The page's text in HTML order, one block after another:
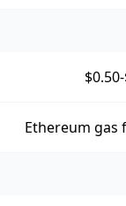
Ethereum gas